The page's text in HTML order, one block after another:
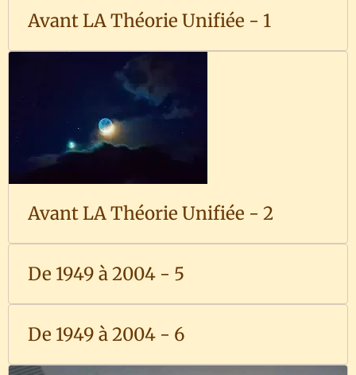
Avant LA Théorie Unifiée - 1
Avant LA Théorie Unifiée - 2
De 1949 à 2004 - 5
De 1949 à 2004 - 6